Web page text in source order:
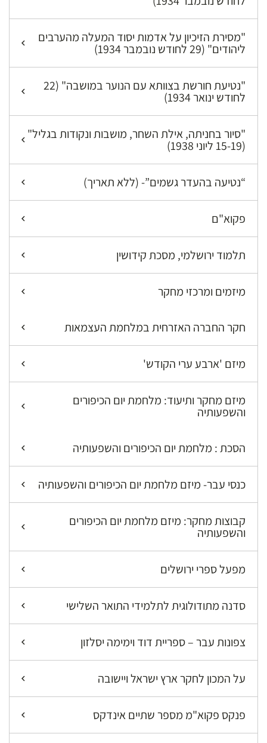
"מסירת הזיכיון על אדמות יסוד המעלה מהערבים
ליהודים" (29 לחודש נובמבר 1934)
"נטיעת חורשת בצוותא עם הנוער במושבה" (22
לחודש ינואר 1934)
"סיור בחניתה, אילת השחר, מושבות ונקודות בגליל"
(15-19 ליוני 1938)
“נטיעה בהעדר גשמים”- (ללא תאריך)
פקוא"ם
תלמוד ירושלמי, מסכת קידושין
מיזמים ומרכזי מחקר
חקר החברה האזרחית במלחמת העצמאות
מיזם 'ארבע ערי הקודש'
מיזם מחקר ותיעוד: מלחמת יום הכיפורים
והשפעותיה
הסכת : מלחמת יום הכיפורים והשפעותיה
כנסי עבר- מיזם מלחמת יום הכיפורים והשפעותיה
קבוצות מחקר: מיזם מלחמת יום הכיפורים
והשפעותיה
מפעל ספרי ירושלים
סדנה מתודולוגית לתלמידי התואר השלישי
צפונות עבר – ספריית דוד וימימה יסלזון
על המכון לחקר ארץ ישראל ויישובה
פנקס פקוא"מ מספר שתיים אינדקס